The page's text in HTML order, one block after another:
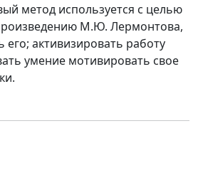
метод используется с целью
М.Ю. Лермонтова,
активизировать работу
умение мотивировать свое